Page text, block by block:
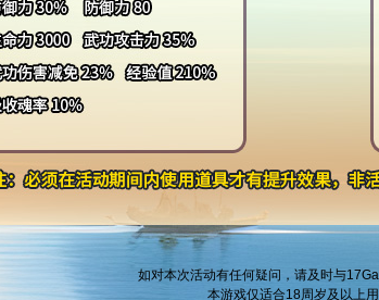
如对本次活动有任何疑问，请及时与
本游戏仅适合18周岁及以上